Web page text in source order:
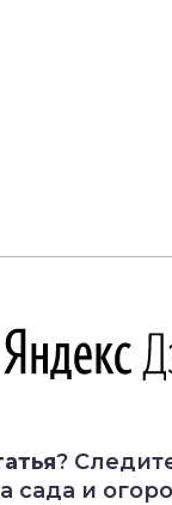
?
сада и